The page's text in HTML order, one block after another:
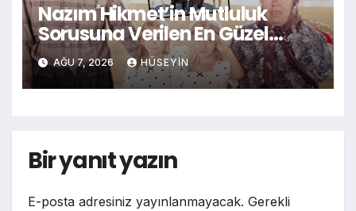
Nazım Hikmet’in Mutluluk
Sorusuna Verilen En Güzel
Cevap: Koşulsuz Sevgiyle
Mucizeler İnşa Ediliyor
AĞU 7, 2026 HÜSEYIN
Bir yanıt yazın
E-posta adresiniz yayınlanmayacak. Gerekli